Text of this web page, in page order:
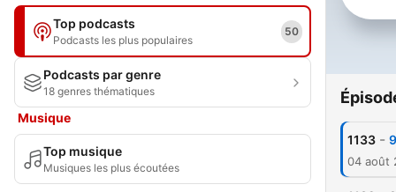
Top podcasts
Podcasts les plus populaires
50
Podcasts par genre
18 genres thématiques
Musique
Top musique
Musiques les plus écoutées
1133 -
04 août